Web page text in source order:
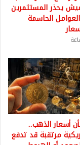
يحذر المستثمرين
الحاسمة
أسعار الذهب..
مرتقبة قد تدفع